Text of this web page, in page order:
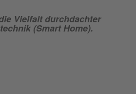
Vielfalt durchdachter
(Smart Home).